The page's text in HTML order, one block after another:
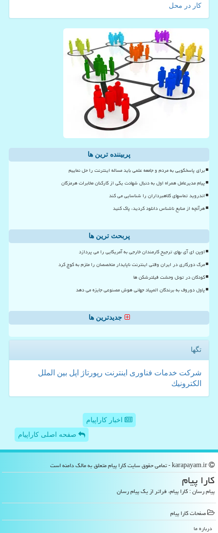
کار در محل
پربیننده ترین ها
برای پاسخگویی به مردم و جامعه علمی باید مساله اینترنت را حل نماییم
پیام مدیرعامل همراه اول به دنبال شهادت یکی از کارکنان مخابرات هرمزگان
اندروید تماسهای کلاهبرداران را شناسایی می کند
هرآنچه از منابع ناشناس دانلود کردید، پاک کنید
پربحث ترین ها
اوپن ای آی بهای ترجیح کارمندان خارجی به آمریکایی را می پردازد
مرگ دورکاری در ایران وقتی اینترنت ناپایدار متخصصان را ملزم به کوچ کرد
کودکان در تونل وحشت فیلترشکن ها
پاول دوروف به برندگان المپیاد جهانی هوش مصنوعی جایزه می دهد
جدیدترین ها
تگها
شركت خدمات فناوری اینترنت رپورتاژ اپل بین الملل
الكترونیك
اخبار کاراپیام
صفحه اصلی کاراپیام
كارا پیام
پیام رسان : کارا پیام، فراتر از یک پیام رسان
صفحات كارا پیام
درباره ما